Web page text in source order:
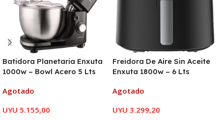
Batidora Planetaria Enxuta
1000w – Bowl Acero 5 Lts
Agotado
UYU 5.155,00
Freidora De Aire Sin Aceite
Enxuta 1800w – 6 Lts
Agotado
UYU 3.299,20